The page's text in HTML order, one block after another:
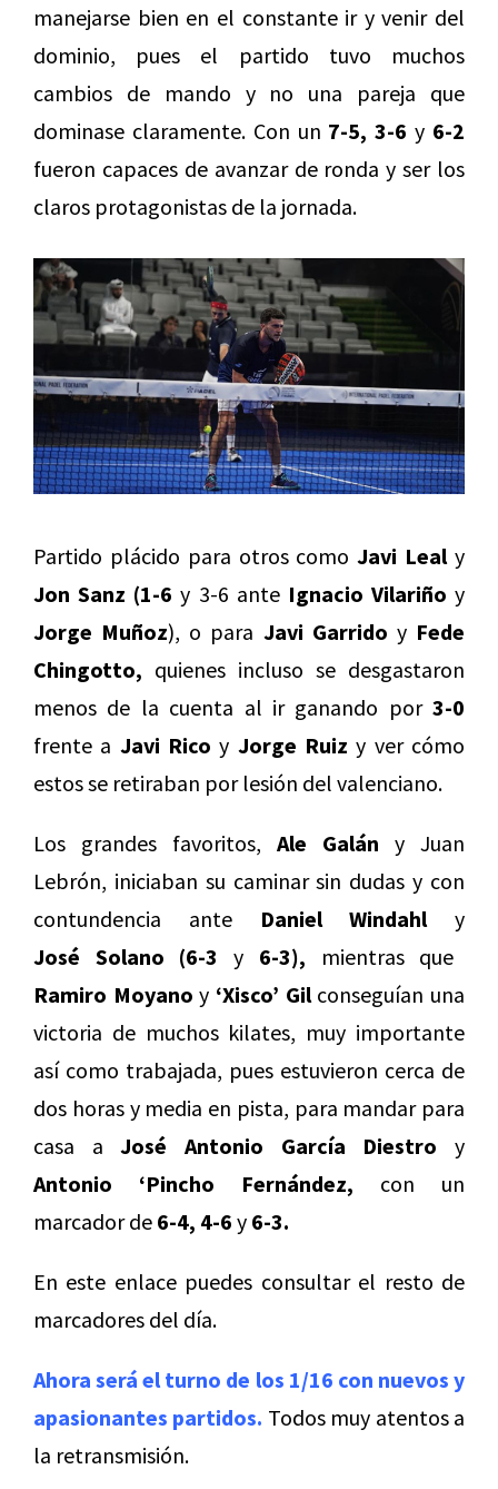
manejarse bien en el constante ir y venir del
dominio, pues el partido tuvo muchos
cambios de mando y no una pareja que
dominase claramente. Con un 7-5, 3-6 y 6-2
fueron capaces de avanzar de ronda y ser los
claros protagonistas de la jornada.
Partido plácido para otros comoJavi Lealy
Jon Sanz (1-6 y 3-6 ante Ignacio Vilariño y
Jorge Muñoz), o para Javi Garrido y Fede
Chingotto, quienes incluso se desgastaron
menos de la cuenta al ir ganando por 3-0
frente a Javi Rico y Jorge Ruiz y ver cómo
estos se retiraban por lesión del valenciano.
Los grandes favoritos, Ale Galán y Juan
Lebrón, iniciaban su caminar sin dudas y con
contundencia ante Daniel Windahly
José Solano (6-3 y 6-3), mientras que
Ramiro Moyano y ‘Xisco’ Gilconseguían una
victoria de muchos kilates, muy importante
así como trabajada, pues estuvieron cerca de
dos horas y media en pista, para mandar para
casa aJosé Antonio García Diestro y
Antonio ‘Pincho Fernández, con un
marcador de 6-4, 4-6 y 6-3.
En este enlace puedes consultar el resto de
marcadores del día.
Ahora será el turno de los 1/16 con nuevos y
apasionantes partidos. Todos muy atentos a
la retransmisión.